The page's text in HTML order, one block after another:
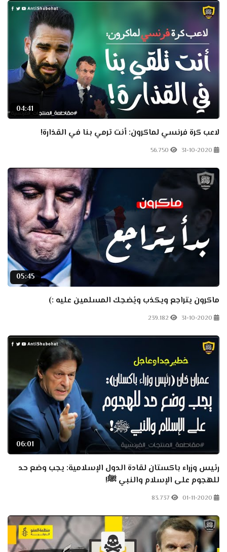
04:41
لاعب كرة فرنسي لماكرون: أنت ترمي بنا في القذارة!
31-10-2020
56.750
05:45
ماكرون يتراجع ويكذب ويُضحِك المسلمين عليه :)
31-10-2020
239.182
06:01
رئيس وزراء باكستان لقادة الدول الإسلامية: يجب وضع حد
للهجوم على الإسلام والنبي ﷺ!
01-11-2020
83.737